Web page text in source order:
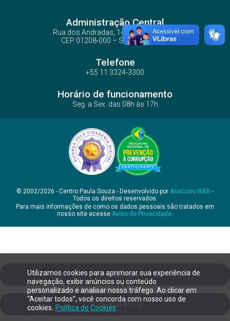
Utilizamos cookies para aprimorar sua experiência de
navegação, exibir anúncios ou conteúdo
personalizado e analisar nosso tráfego. Ao clicar em
“Aceitar todos”, você concorda com nosso uso de
cookies.
Política de Cookies
Administração Central
Rua dos Andradas, 140 - Santa Ifigênia
CEP 01208-000 – São Paulo – SP
Telefone
+55 11 3324-3300
Horário de funcionamento
Seg. a Sex. das 08h às 17h
© 2002/2026 - Centro Paula Souza - Desenvolvido por AssCom/WEB -
Todos os direitos reservados.
Para mais informações de como os dados pessoais são tratados em
nosso site acesse Aviso de Privacidade.
Ouvidoria
Transparência